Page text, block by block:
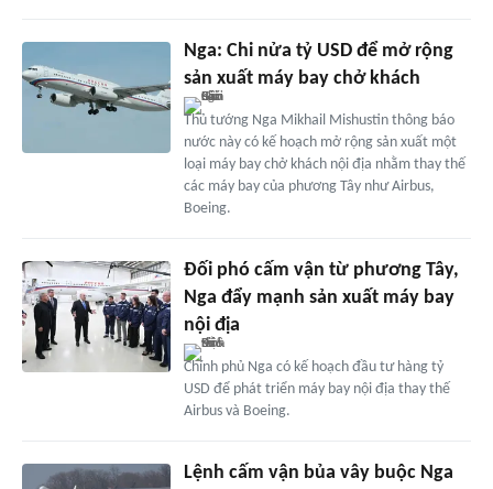
Nga: Chi nửa tỷ USD để mở rộng
sản xuất máy bay chở khách
Thủ tướng Nga Mikhail Mishustin thông báo
nước này có kế hoạch mở rộng sản xuất một
loại máy bay chở khách nội địa nhằm thay thế
các máy bay của phương Tây như Airbus,
Boeing.
Đối phó cấm vận từ phương Tây,
Nga đẩy mạnh sản xuất máy bay
nội địa
Chính phủ Nga có kế hoạch đầu tư hàng tỷ
USD để phát triển máy bay nội địa thay thế
Airbus và Boeing.
Lệnh cấm vận bủa vây buộc Nga